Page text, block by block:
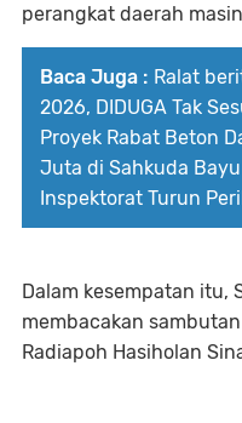
perangkat daerah
Baca Juga : Ralat
2026, DIDUGA Tak
Proyek Rabat Beton
Juta di Sahkuda
Inspektorat Turun
Dalam kesempatan itu,
membacakan
Radiapoh Hasiholan